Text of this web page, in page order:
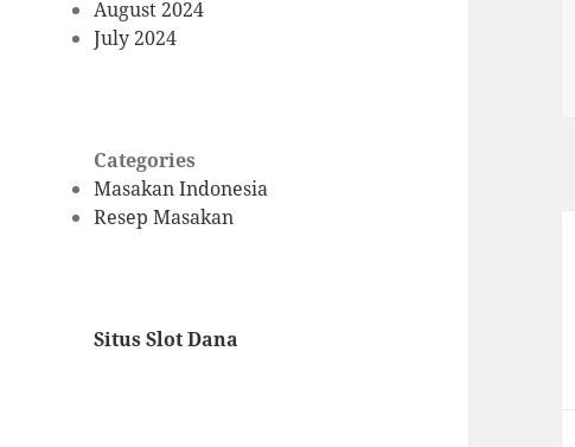
August 2024
July 2024
Categories
Masakan Indonesia
Resep Masakan
Situs Slot Dana